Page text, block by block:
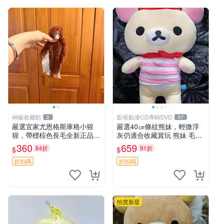
神級收藏館 2
嚴選宜家尤恩格斯庫格小猩
猩，帶標棕色長毛全新正品，
保存極佳。 宜家 尤恩格斯 庫
格小猩猩
$360 84折
折扣碼
影視動漫CD專輯DVD 57
嚴選40㎝條紋熊妹，輕微浮
灰仍適合收藏賞玩 熊妹 毛絨
玩具 浮雕熊
$659 91折
折扣碼
拍賣新星